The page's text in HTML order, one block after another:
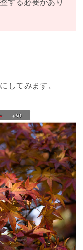
する必要があり
してみます。